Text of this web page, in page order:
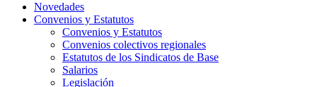
Novedades
Convenios y Estatutos
Convenios y Estatutos
Convenios colectivos regionales
Estatutos de los Sindicatos de Base
Salarios
Legislación